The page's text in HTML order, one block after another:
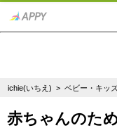
ichie(いちえ) >ベビー・キッ
赤ちゃんのた